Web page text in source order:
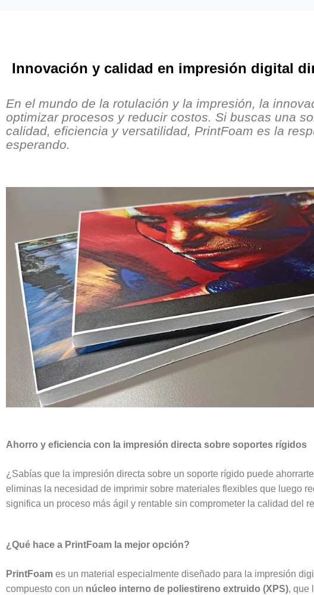
Innovación y calidad en impresión digital
En el mundo de la rotulación y la impresión, la
optimizar procesos y reducir costos. Si buscas una
calidad, eficiencia y versatilidad, PrintFoam es la
esperando.
Ahorro y eficiencia con la impresión directa sobre soportes rígidos
¿Sabías que la impresión directa sobre un soporte rígido puede
eliminas la necesidad de imprimir sobre materiales flexibles que luego
significa un proceso más ágil y rentable sin comprometer la calidad del
¿Qué hace a PrintFoam la mejor opción?
PrintFoam es un material especialmente diseñado para la impresión
compuesto con un núcleo interno de poliestireno extruido (XPS), que